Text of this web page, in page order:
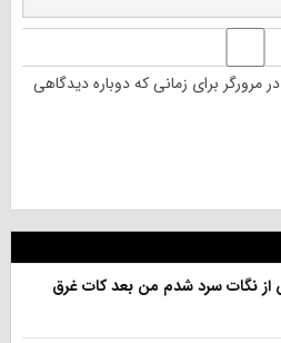
مرورگر برای زمانی که دوباره دیدگاهی
از نگات سرد شدم من بعد کات غرق